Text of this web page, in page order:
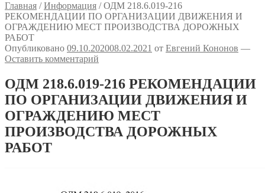
Главная /Информация /ОДМ 218.6.019-216
РЕКОМЕНДАЦИИ ПО ОРГАНИЗАЦИИ ДВИЖЕНИЯ И
ОГРАЖДЕНИЮ МЕСТ ПРОИЗВОДСТВА ДОРОЖНЫХ
РАБОТ
Опубликовано 09.10.202008.02.2021 от Евгений Кононов —
Оставить комментарий
ОДМ 218.6.019-216 РЕКОМЕНДАЦИИ
ПО ОРГАНИЗАЦИИ ДВИЖЕНИЯ И
ОГРАЖДЕНИЮ МЕСТ
ПРОИЗВОДСТВА ДОРОЖНЫХ
РАБОТ